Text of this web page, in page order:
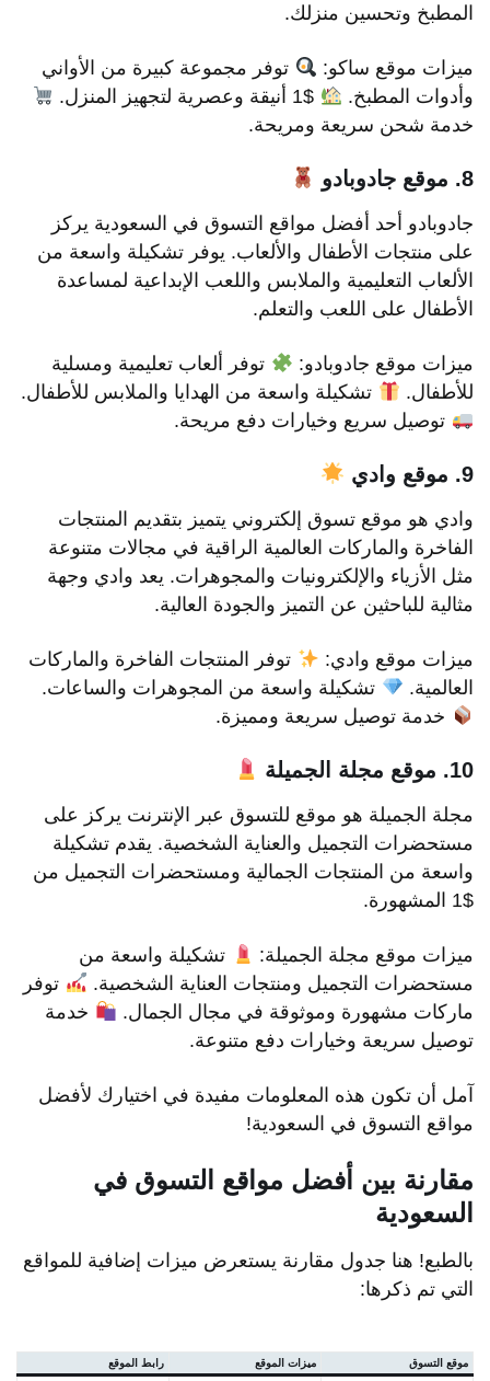
المطبخ وتحسين منزلك.
ميزات موقع ساكو:
توفر مجموعة كبيرة من الأواني
وأدوات المطبخ.
$1 أنيقة وعصرية لتجهيز المنزل.
خدمة شحن سريعة ومريحة.
8. موقع جادوبادو
جادوبادو أحد أفضل مواقع التسوق في السعودية يركز
على منتجات الأطفال والألعاب. يوفر تشكيلة واسعة من
الألعاب التعليمية والملابس واللعب الإبداعية لمساعدة
الأطفال على اللعب والتعلم.
ميزات موقع جادوبادو:
توفر ألعاب تعليمية ومسلية
للأطفال.
تشكيلة واسعة من الهدايا والملابس للأطفال.
توصيل سريع وخيارات دفع مريحة.
9. موقع وادي
وادي هو موقع تسوق إلكتروني يتميز بتقديم المنتجات
الفاخرة والماركات العالمية الراقية في مجالات متنوعة
مثل الأزياء والإلكترونيات والمجوهرات. يعد وادي وجهة
مثالية للباحثين عن التميز والجودة العالية.
ميزات موقع وادي:
توفر المنتجات الفاخرة والماركات
العالمية.
تشكيلة واسعة من المجوهرات والساعات.
خدمة توصيل سريعة ومميزة.
10. موقع مجلة الجميلة
مجلة الجميلة هو موقع للتسوق عبر الإنترنت يركز على
مستحضرات التجميل والعناية الشخصية. يقدم تشكيلة
واسعة من المنتجات الجمالية ومستحضرات التجميل من
$1 المشهورة.
ميزات موقع مجلة الجميلة:
تشكيلة واسعة من
مستحضرات التجميل ومنتجات العناية الشخصية.
توفر
ماركات مشهورة وموثوقة في مجال الجمال.
خدمة
توصيل سريعة وخيارات دفع متنوعة.
آمل أن تكون هذه المعلومات مفيدة في اختيارك لأفضل
مواقع التسوق في السعودية!
مقارنة بين أفضل مواقع التسوق في
السعودية
بالطبع! هنا جدول مقارنة يستعرض ميزات إضافية للمواقع
التي تم ذكرها:
موقع التسوق ميزات الموقع رابط الموقع